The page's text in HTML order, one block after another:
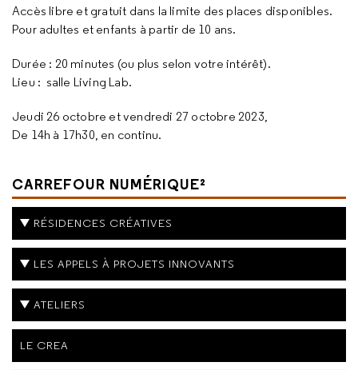
Accès libre et gratuit dans la limite des places disponibles.
Pour adultes et enfants à partir de 10 ans.
Durée : 20 minutes (ou plus selon votre intérêt).
Lieu : salle Living Lab.
Jeudi 26 octobre et vendredi 27 octobre 2023,
De 14h à 17h30, en continu.
CARREFOUR NUMÉRIQUE²
RÉSIDENCES CRÉATIVES
LES APPELS À PROJETS INNOVANTS
ATELIERS
LE CREA